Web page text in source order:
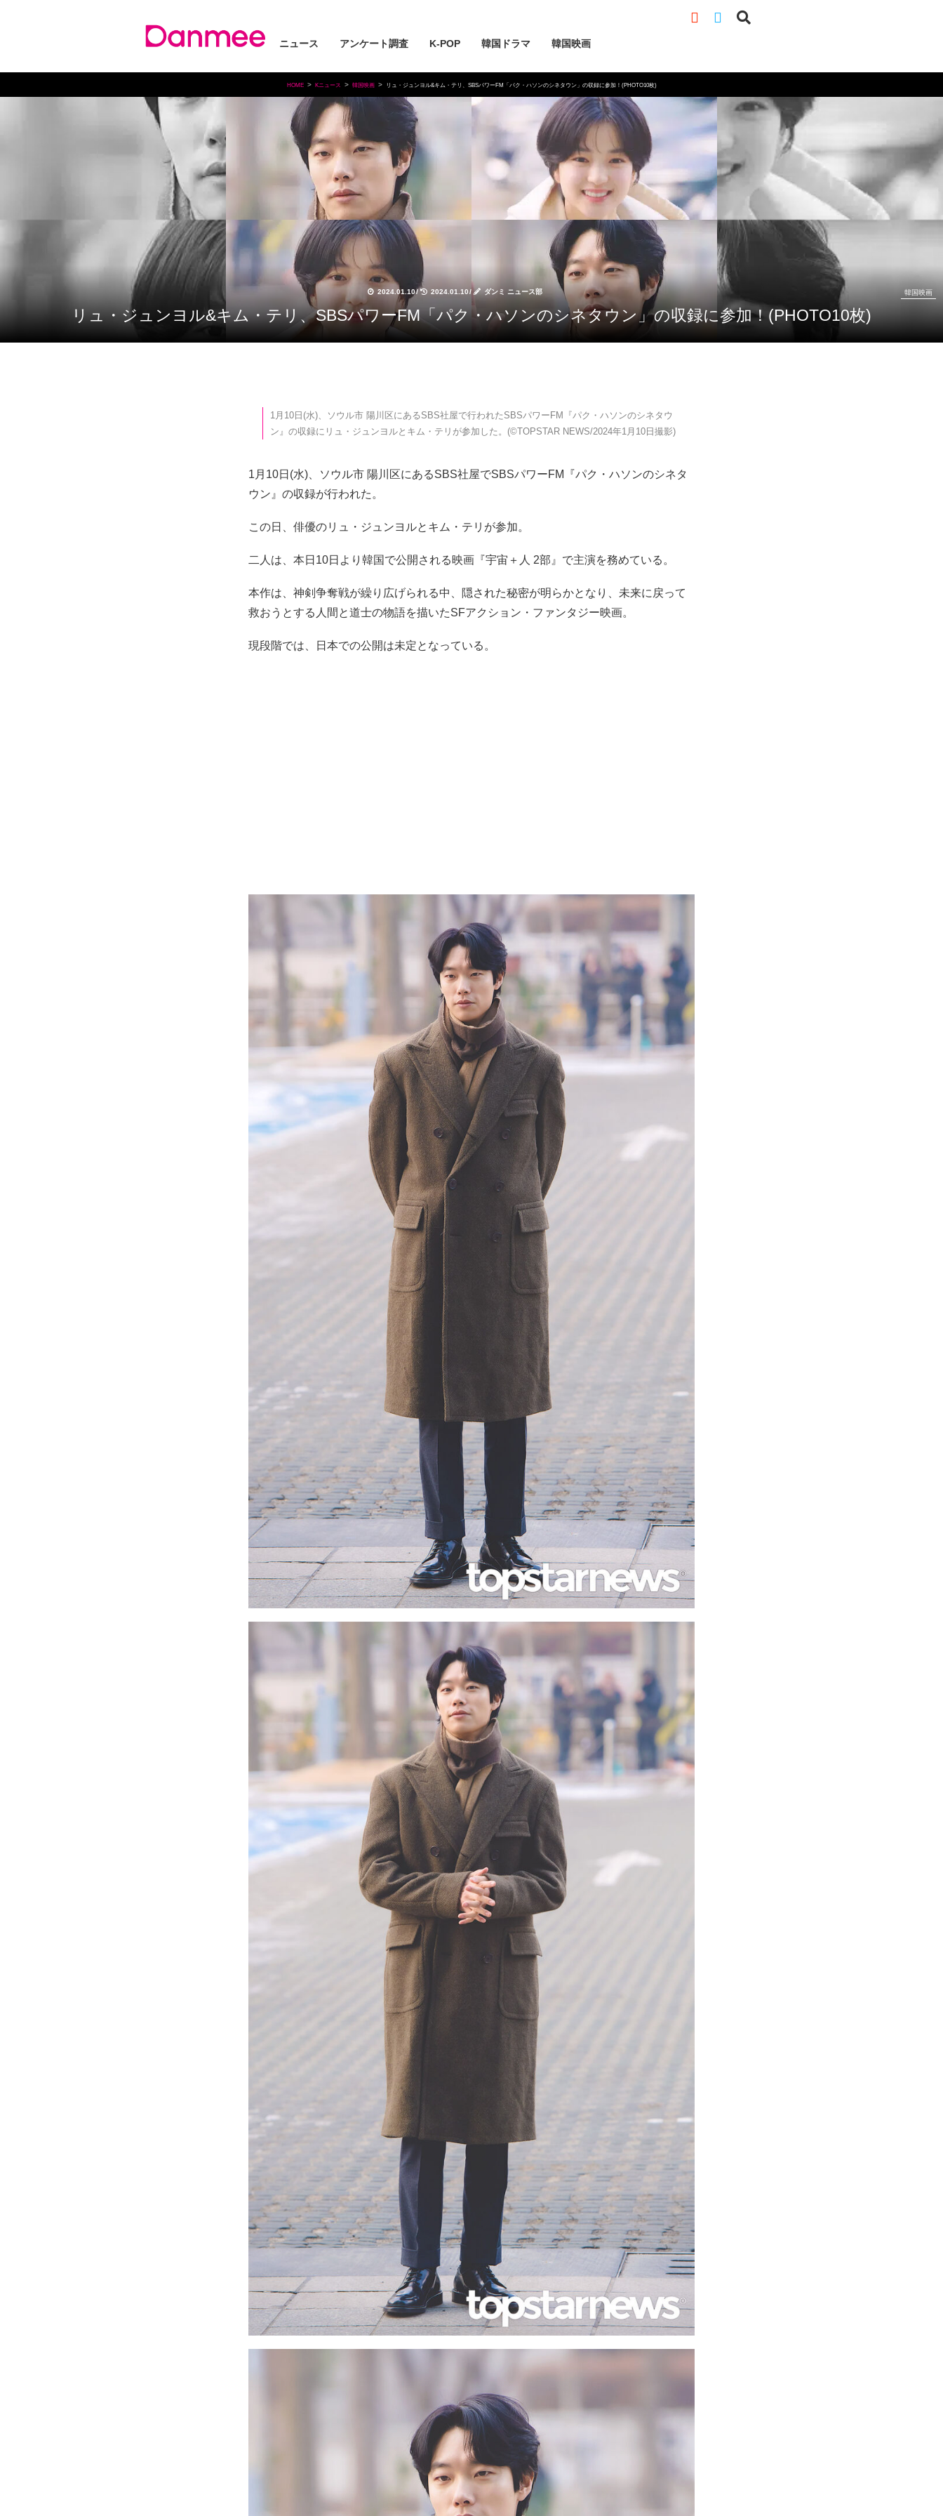
ニュース アンケート調査 K-POP 韓国ドラマ 韓国映画
HOME Kニュース 韓国映画 リュ・ジュンヨル&キム・テリ、SBSパワーFM「パク・ハソンのシネタウン」の収録に参加！(PHOTO10枚)
2024.01.10/ 2024.01.10/ ダンミ ニュース部 韓国映画
リュ・ジュンヨル&キム・テリ、SBSパワーFM「パク・ハソンのシネタウン」の収録に参加！(PHOTO10枚)
1月10日(水)、ソウル市 陽川区にあるSBS社屋で行われたSBSパワーFM『パク・ハソンのシネタウ
ン』の収録にリュ・ジュンヨルとキム・テリが参加した。(©TOPSTAR NEWS/2024年1月10日撮影)
1月10日(水)、ソウル市 陽川区にあるSBS社屋でSBSパワーFM『パク・ハソンのシネタ
ウン』の収録が行われた。
この日、俳優のリュ・ジュンヨルとキム・テリが参加。
二人は、本日10日より韓国で公開される映画『宇宙＋人 2部』で主演を務めている。
本作は、神剣争奪戦が繰り広げられる中、隠された秘密が明らかとなり、未来に戻って
救おうとする人間と道士の物語を描いたSFアクション・ファンタジー映画。
現段階では、日本での公開は未定となっている。